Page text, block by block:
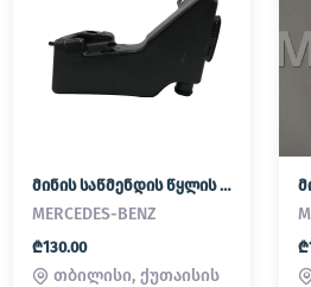
მინის საწმენდის წყლის ავზი
MERCEDES-BENZ
₾130.00
თბილისი, ქუთაისის